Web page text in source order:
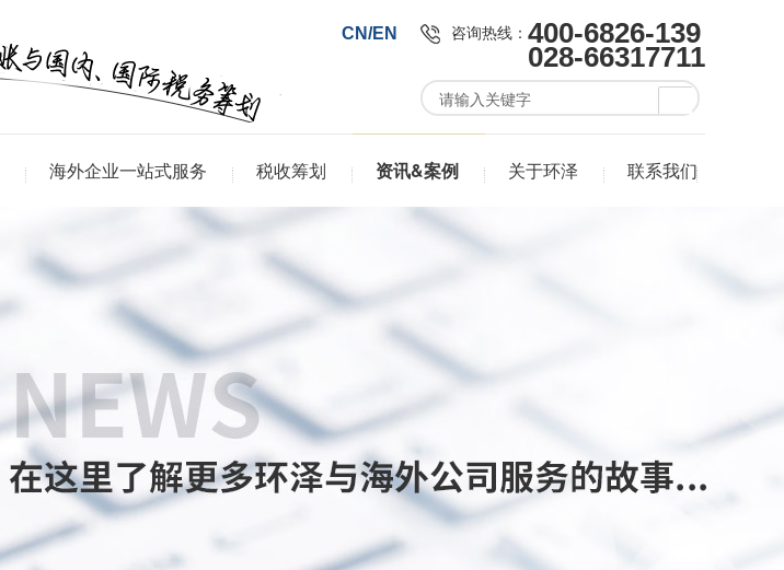
CN/EN 咨询热线： 400-6826-139
028-66317711
海外企业一站式服务 税收筹划 资讯&案例 关于环泽 联系我们